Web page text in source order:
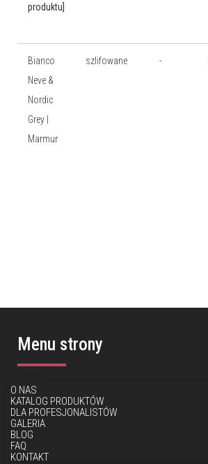
produktu]
Bianco
Neve &
Nordic
Grey |
Marmur
szlifowane -
Menu strony
O NAS
KATALOG PRODUKTÓW
DLA PROFESJONALISTÓW
GALERIA
BLOG
FAQ
KONTAKT